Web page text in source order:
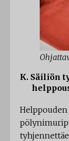
K. Säiliön